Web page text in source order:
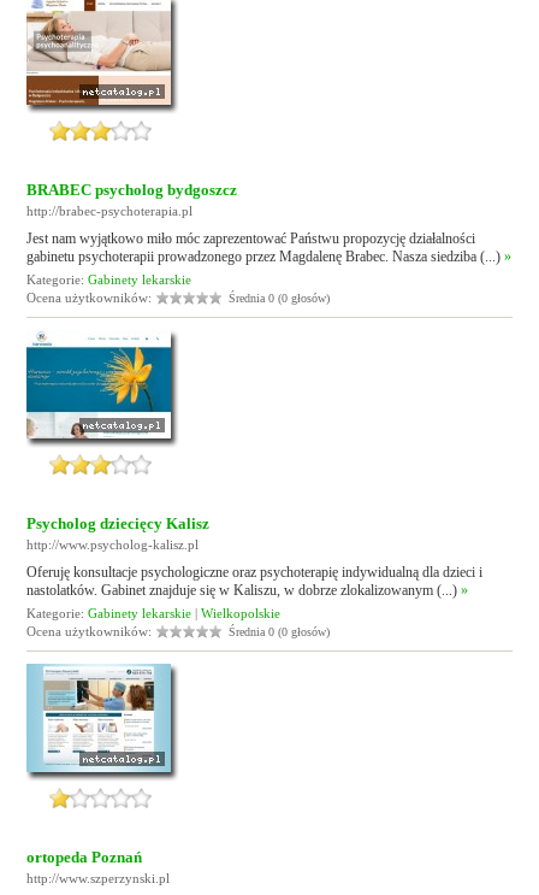
BRABEC psycholog bydgoszcz
http://brabec-psychoterapia.pl
Jest nam wyjątkowo miło móc zaprezentować Państwu propozycję działalności
gabinetu psychoterapii prowadzonego przez Magdalenę Brabec. Nasza siedziba (...)»
Kategorie:Gabinety lekarskie
Ocena użytkowników:
Średnia 0 (0 głosów)
Psycholog dziecięcy Kalisz
http://www.psycholog-kalisz.pl
Oferuję konsultacje psychologiczne oraz psychoterapię indywidualną dla dzieci i
nastolatków. Gabinet znajduje się w Kaliszu, w dobrze zlokalizowanym (...)»
Kategorie:Gabinety lekarskie |Wielkopolskie
Ocena użytkowników:
Średnia 0 (0 głosów)
ortopeda Poznań
http://www.szperzynski.pl